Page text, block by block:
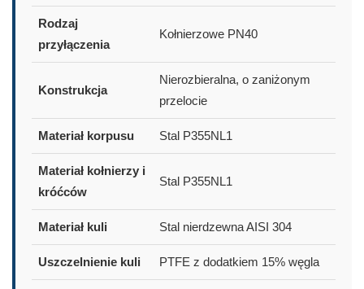
Rodzaj
przyłączenia
Kołnierzowe PN40
Konstrukcja
Nierozbieralna, o zaniżonym
przelocie
Materiał korpusu Stal P355NL1
Materiał kołnierzy i
króćców
Stal P355NL1
Materiał kuli Stal nierdzewna AISI 304
Uszczelnienie kuli PTFE z dodatkiem 15% węgla